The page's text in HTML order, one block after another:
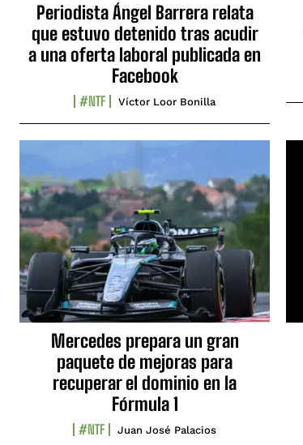
Periodista Ángel Barrera relata
que estuvo detenido tras acudir
a una oferta laboral publicada en
Facebook
#NTF Víctor Loor Bonilla
Mercedes prepara un gran
paquete de mejoras para
recuperar el dominio en la
Fórmula 1
#NTF Juan José Palacios